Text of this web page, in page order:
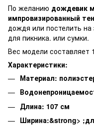
По желанию дождевик
импровизированный
дождя или постелить
для пикника. или сумки.
Вес модели составляет
Характеристики:
Материал:
Длина: 107 см
Ширина:&strong>